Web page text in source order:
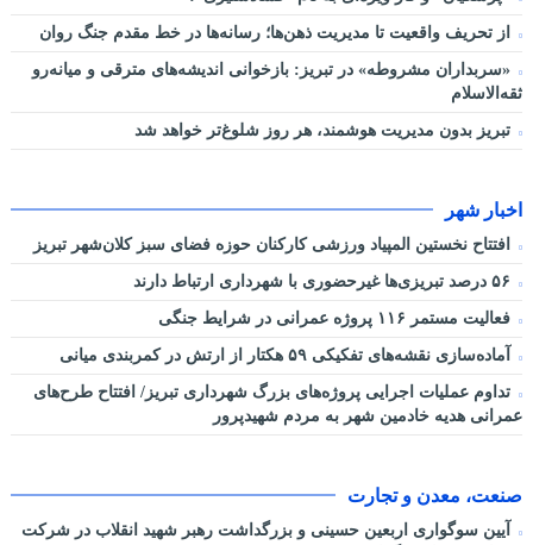
از تحریف واقعیت تا مدیریت ذهن‌ها؛ رسانه‌ها در خط مقدم جنگ روان
«سربداران مشروطه» در تبریز: بازخوانی اندیشه‌های مترقی و میانه‌رو
ثقه‌الاسلام
تبریز بدون مدیریت هوشمند، هر روز شلوغ‌تر خواهد شد
اخبار شهر
افتتاح نخستین المپیاد ورزشی کارکنان حوزه فضای سبز کلان‌شهر تبریز
فعالیت مستمر ۱۱۶ پروژه عمرانی در شرایط جنگی
آماده‌سازی نقشه‌های تفکیکی ۵۹ هکتار از ارتش در کمربندی میانی
تداوم عملیات اجرایی پروژه‌های بزرگ شهرداری تبریز/ افتتاح طرح‌های
عمرانی هدیه خادمین شهر به مردم شهیدپرور
صنعت، معدن و تجارت
آیین سوگواری اربعین حسینی و بزرگداشت رهبر شهید انقلاب در شرکت